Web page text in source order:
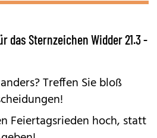
das Sternzeichen Widder 21.3 -
Treffen Sie bloß
Feiertagsrieden hoch, statt